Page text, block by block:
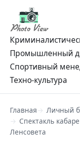
Промышленный
Спортивный
Техно-культура
Главная
Личный
Спектакль
Ленсовета